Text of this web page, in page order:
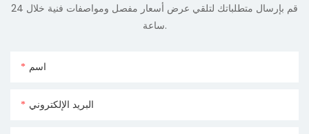
قم بإرسال متطلباتك لتلقي عرض أسعار مفصل ومواصفات فنية خلال 24
ساعة.
اسم
البريد الإلكتروني